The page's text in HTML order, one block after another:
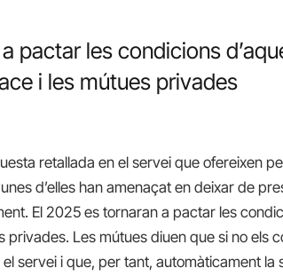
pactar les condicions
i les mútues privades
retallada en el servei que ofereixen
d’elles han amenaçat en deixar de
El 2025 es tornaran a pactar les
privades. Les mútues diuen que si no els
servei i que, per tant, automàticament la